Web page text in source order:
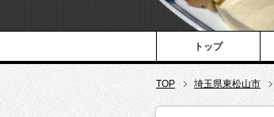
トップ
TOP 埼玉県東松山市